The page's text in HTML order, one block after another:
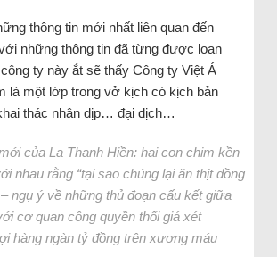
thông tin mới nhất liên quan đến
những thông tin đã từng được loan
ty này ắt sẽ thấy Công ty Việt Á
là một lớp trong vở kịch có kịch bản
thác nhân dịp… đại dịch…
của La Thanh Hiền: hai con chim kền
nhau rằng “tại sao chúng lại ăn thịt đồng
ngụ ý về những thủ đoạn cấu kết giữa
cơ quan công quyền thổi giá xét
hàng ngàn tỷ đồng trên xương máu